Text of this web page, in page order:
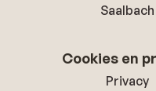
Saalbach
Cookies en
Privacy